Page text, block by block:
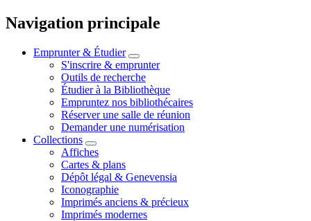
Navigation principale
Emprunter & Étudier
S'inscrire & emprunter
Outils de recherche
Étudier à la Bibliothèque
Empruntez nos bibliothécaires
Réserver une salle de réunion
Demander une numérisation
Collections
Affiches
Cartes & plans
Dépôt légal & Genevensia
Iconographie
Imprimés anciens & précieux
Imprimés modernes